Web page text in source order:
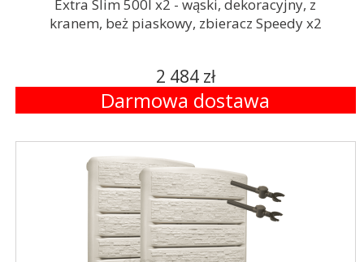
Extra Slim 500l x2 - wąski, dekoracyjny, z
kranem, beż piaskowy, zbieracz Speedy x2
2 484 zł
Darmowa dostawa